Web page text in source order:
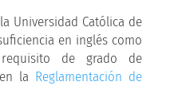
Universidad Católica de
en inglés como
de grado de
la Reglamentación de